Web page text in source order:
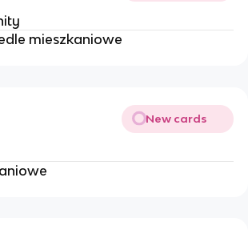
mieszkaniowe
New cards